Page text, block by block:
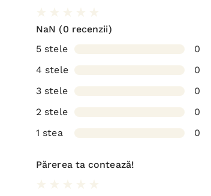
NaN (0 recenzii)
5 stele
0
4 stele
0
3 stele
0
2 stele
0
1 stea
0
Părerea ta contează!